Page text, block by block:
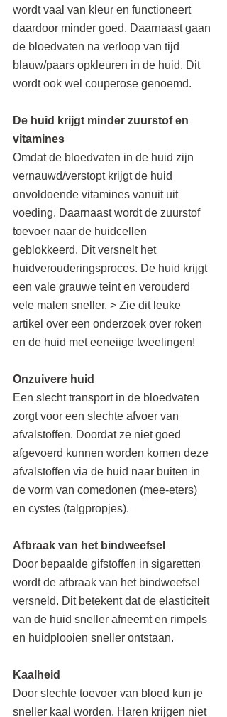
wordt vaal van kleur en functioneert
daardoor minder goed. Daarnaast gaan
de bloedvaten na verloop van tijd
blauw/paars opkleuren in de huid. Dit
wordt ook wel couperose genoemd.
De huid krijgt minder zuurstof en
vitamines
Omdat de bloedvaten in de huid zijn
vernauwd/verstopt krijgt de huid
onvoldoende vitamines vanuit uit
voeding. Daarnaast wordt de zuurstof
toevoer naar de huidcellen
geblokkeerd. Dit versnelt het
huidverouderingsproces. De huid krijgt
een vale grauwe teint en verouderd
vele malen sneller. > Zie dit leuke
artikel over een onderzoek over roken
en de huid met eeneiige tweelingen!
Onzuivere huid
Een slecht transport in de bloedvaten
zorgt voor een slechte afvoer van
afvalstoffen. Doordat ze niet goed
afgevoerd kunnen worden komen deze
afvalstoffen via de huid naar buiten in
de vorm van comedonen (mee-eters)
en cystes (talgpropjes).
Afbraak van het bindweefsel
Door bepaalde gifstoffen in sigaretten
wordt de afbraak van het bindweefsel
versneld. Dit betekent dat de elasticiteit
van de huid sneller afneemt en rimpels
en huidplooien sneller ontstaan.
Kaalheid
Door slechte toevoer van bloed kun je
sneller kaal worden. Haren krijgen niet